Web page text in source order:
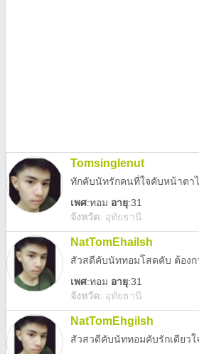
Tomsinglenut
ทักคับนัทรักคนที่ใจคับหน้าตา
เพศ:ทอม อายุ:31
จังหวัด: อุทัยธานี
NatTomEhailsh
เพศ:ทอม อายุ:31
จังหวัด: อุทัยธานี
NatTomEhgilsh
สัวสวดีคับนัททอมคับรักเดียวใ